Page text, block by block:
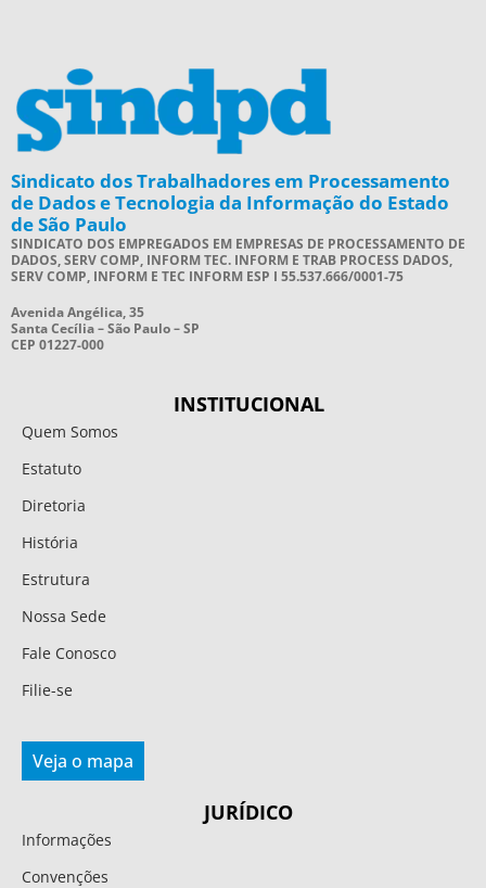
Sindicato dos Trabalhadores em Processamento
de Dados e Tecnologia da Informação do Estado
de São Paulo
SINDICATO DOS EMPREGADOS EM EMPRESAS DE PROCESSAMENTO DE
DADOS, SERV COMP, INFORM TEC. INFORM E TRAB PROCESS DADOS,
SERV COMP, INFORM E TEC INFORM ESP I 55.537.666/0001-75
Avenida Angélica, 35
Santa Cecília – São Paulo – SP
CEP 01227-000
INSTITUCIONAL
Quem Somos
Estatuto
Diretoria
História
Estrutura
Nossa Sede
Fale Conosco
Filie-se
Veja o mapa
JURÍDICO
Informações
Convenções